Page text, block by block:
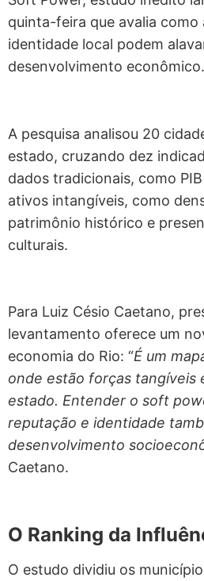
quinta-feira que avalia como
identidade local podem
desenvolvimento econômico.
A pesquisa analisou 20
estado, cruzando dez
dados tradicionais, como
ativos intangíveis, como
patrimônio histórico e
culturais.
Para Luiz Césio Caetano,
levantamento oferece um
economia do Rio: “É um
onde estão forças tangíveis
estado. Entender o soft
reputação e identidade
desenvolvimento
Caetano.
O Ranking da
O estudo dividiu os